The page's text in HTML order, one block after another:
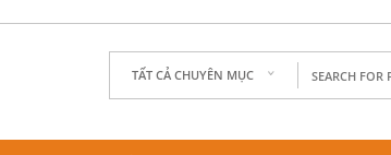
TẤT CẢ CHUYÊN MỤC